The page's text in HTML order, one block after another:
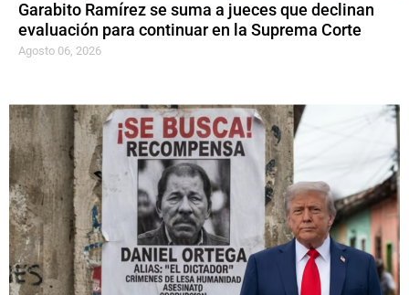
Garabito Ramírez se suma a jueces que declinan
evaluación para continuar en la Suprema Corte
Agosto 06, 2026